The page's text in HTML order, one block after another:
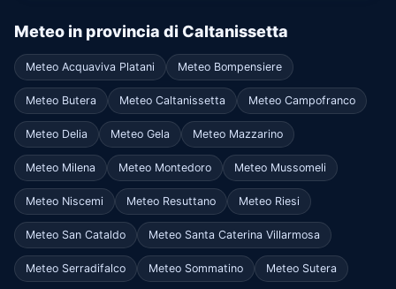
Meteo in provincia di Caltanissetta
Meteo Acquaviva Platani Meteo Bompensiere
Meteo Butera Meteo Caltanissetta Meteo Campofranco
Meteo Delia Meteo Gela Meteo Mazzarino
Meteo Milena Meteo Montedoro Meteo Mussomeli
Meteo Niscemi Meteo Resuttano Meteo Riesi
Meteo San Cataldo Meteo Santa Caterina Villarmosa
Meteo Serradifalco Meteo Sommatino Meteo Sutera